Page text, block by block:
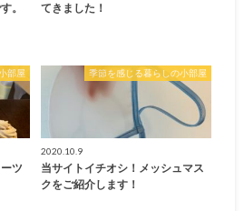
。
てきました！
部屋
ツ
季節を感じる暮らしの小部屋
2020.10.9
当サイトイチオシ！メッシュマス
クをご紹介します！